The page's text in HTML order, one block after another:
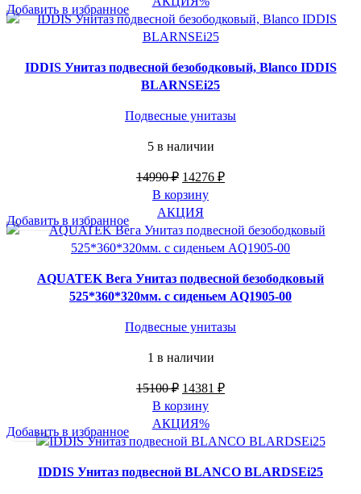
16800 ₽.
Добавить в избранное
IDDIS Унитаз подвесной безободковый, Blanco IDDIS
BLARNSEi25
Подвесные унитазы
5 в наличии
14990₽ Первоначальная
цена
составляла
14990 ₽.
14276 ₽Текущая
В корзину
АКЦИЯ
Добавить в избранное
AQUATEK Вега Унитаз подвесной безободковый
525*360*320мм. с сиденьем AQ1905-00
Подвесные унитазы
1 в наличии
15100₽ Первоначальная
цена
составляла
15100 ₽.
14381 ₽Текущая
В корзину
АКЦИЯ%
Добавить в избранное
IDDIS Унитаз подвесной BLANCO BLARDSEi25